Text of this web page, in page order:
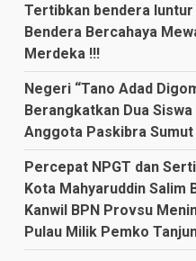
Tertibkan bendera luntur
Bendera Bercahaya
Merdeka !!!
Negeri “Tano Adad
Berangkatkan Dua
Anggota Paskibra Sumut
Percepat NPGT dan
Kota Mahyaruddin Salim
Kanwil BPN Provsu
Pulau Milik Pemko